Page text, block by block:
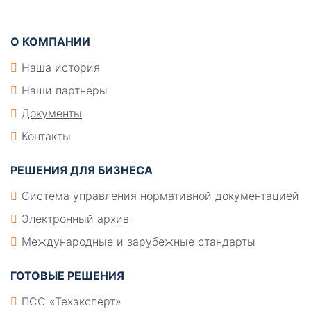
О КОМПАНИИ
Наша история
Наши партнеры
Документы
Контакты
РЕШЕНИЯ ДЛЯ БИЗНЕСА
Система управления нормативной документацией
Электронный архив
Международные и зарубежные стандарты
ГОТОВЫЕ РЕШЕНИЯ
ПСС «Техэксперт»